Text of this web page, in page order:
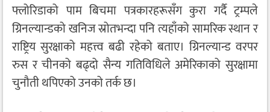
फ्लोरिडाको पाम बिचमा पत्रकारहरूसँग कुरा गर्दै ट्रम्पले
ग्रिनल्यान्डको खनिज स्रोतभन्दा पनि त्यहाँको सामरिक स्थान र
राष्ट्रिय सुरक्षाको महत्त्व बढी रहेको बताए। ग्रिनल्यान्ड वरपर
रुस र चीनको बढ्दो सैन्य गतिविधिले अमेरिकाको सुरक्षामा
चुनौती थपिएको उनको तर्क छ।